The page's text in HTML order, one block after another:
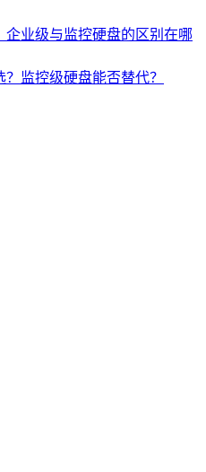
企业级与监控硬盘的区别在哪
监控级硬盘能否替代？